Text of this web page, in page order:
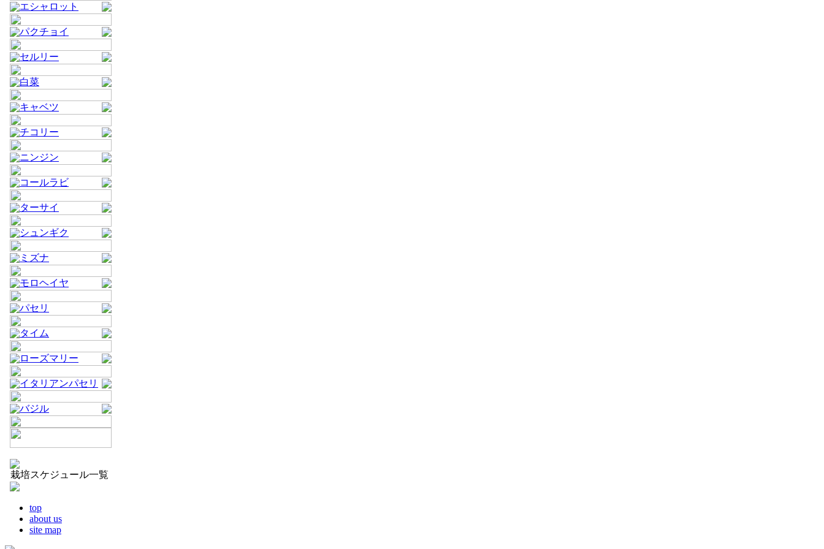
エシャロット
パクチョイ
セルリー
白菜
キャベツ
チコリー
ニンジン
コールラビ
ターサイ
シュンギク
ミズナ
モロヘイヤ
パセリ
タイム
ローズマリー
イタリアンパセリ
バジル
栽培スケジュール一覧
top
about us
site map